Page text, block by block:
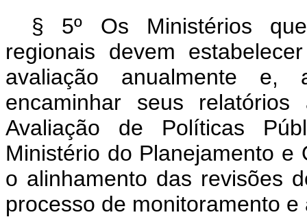
§ 5º Os Ministérios
regionais devem
avaliação anualmente
encaminhar seus
Avaliação de Políticas
Ministério do Planejamento
o alinhamento das revisões
processo de monitoramento